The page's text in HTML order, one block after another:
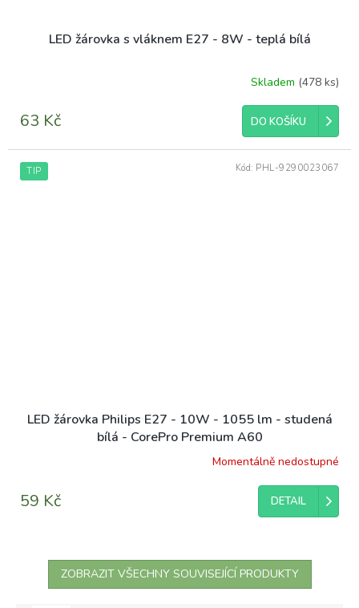
LED žárovka s vláknem E27 - 8W - teplá bílá
Skladem (478 ks)
63 Kč DO KOŠÍKU
TIP
LED žárovka Philips E27 - 10W - 1055 lm - studená
bílá - CorePro Premium A60
produktu
je
hvězdiček.
Momentálně nedostupné
59 Kč DETAIL
Kód: PHL-9290023067
ZOBRAZIT VŠECHNY SOUVISEJÍCÍ PRODUKTY